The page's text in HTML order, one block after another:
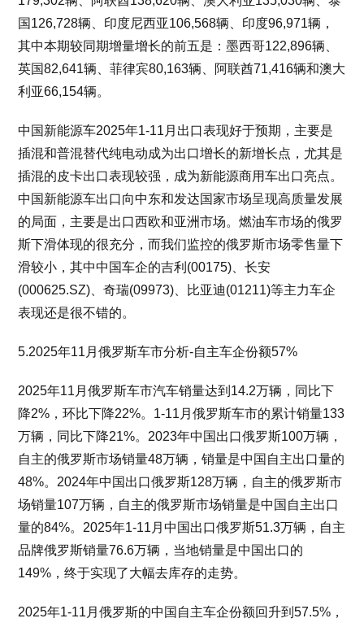
国126,728辆、印度尼西亚106,568辆、印度96,971辆，
其中本期较同期增量增长的前五是：墨西哥122,896辆、
英国82,641辆、菲律宾80,163辆、阿联酋71,416辆和澳大
利亚66,154辆。
中国新能源车2025年1-11月出口表现好于预期，主要是
插混和普混替代纯电动成为出口增长的新增长点，尤其是
插混的皮卡出口表现较强，成为新能源商用车出口亮点。
中国新能源车出口向中东和发达国家市场呈现高质量发展
的局面，主要是出口西欧和亚洲市场。燃油车市场的俄罗
斯下滑体现的很充分，而我们监控的俄罗斯市场零售量下
滑较小，其中中国车企的吉利(00175)、长安
(000625.SZ)、奇瑞(09973)、比亚迪(01211)等主力车企
表现还是很不错的。
5.2025年11月俄罗斯车市分析-自主车企份额57%
2025年11月俄罗斯车市汽车销量达到14.2万辆，同比下
降2%，环比下降22%。1-11月俄罗斯车市的累计销量133
万辆，同比下降21%。2023年中国出口俄罗斯100万辆，
自主的俄罗斯市场销量48万辆，销量是中国自主出口量的
48%。2024年中国出口俄罗斯128万辆，自主的俄罗斯市
场销量107万辆，自主的俄罗斯市场销量是中国自主出口
量的84%。2025年1-11月中国出口俄罗斯51.3万辆，自主
品牌俄罗斯销量76.6万辆，当地销量是中国出口的
149%，终于实现了大幅去库存的走势。
2025年1-11月俄罗斯的中国自主车企份额回升到57.5%，